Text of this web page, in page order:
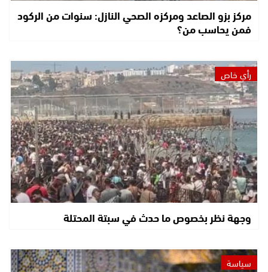
مركز بزو الصاعد ومركزه الصحي النازل: سنوات من الركود
فمن يحاسب من؟
رأي خاص
وجهة نظر بخصوص ما حدث في سبتة المحتلة
سياسة